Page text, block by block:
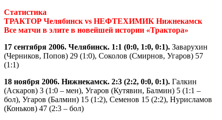
Статистика
ТРАКТОР Челябинск vs НЕФТЕХИМИК Нижнекамск
Все матчи в элите в новейшей истории «Трактора»
17 сентября 2006. Челябинск. 1:1 (0:0, 1:0, 0:1). Заварухин
(Черников, Попов) 29 (1:0), Соколов (Смирнов, Угаров) 57
(1:1)
18 ноября 2006. Нижнекамск. 2:3 (2:2, 0:0, 0:1). Галкин
(Аскаров) 3 (1:0 – мен), Угаров (Кутявин, Балмин) 5 (1:1 –
бол), Угаров (Балмин) 15 (1:2), Семенов 15 (2:2), Нурисламов
(Коньков) 47 (2:3 – бол)